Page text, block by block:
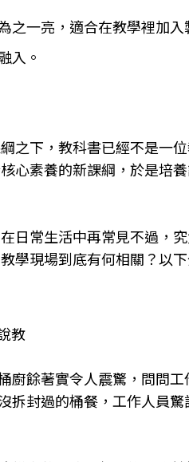
一亮，適合在教學裡加入
入。
之下，教科書已經不是一
心素養的新課綱，於是培
日常生活中再常見不過，
學現場到底有何相關？以
教
廚餘著實令人震驚，問問
拆封過的桶餐，工作人員